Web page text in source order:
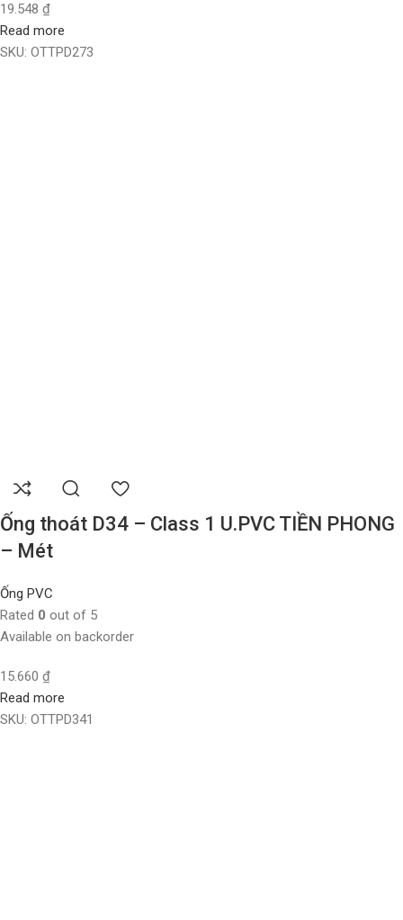
19.548 ₫
Read more
SKU: OTTPD273
Ống thoát D34 – Class 1 U.PVC TIỀN PHONG
– Mét
Ống PVC
Rated 0 out of 5
Available on backorder
15.660 ₫
Read more
SKU: OTTPD341